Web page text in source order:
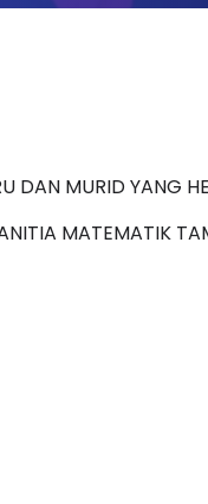
DAN MURID YANG
MATEMATIK